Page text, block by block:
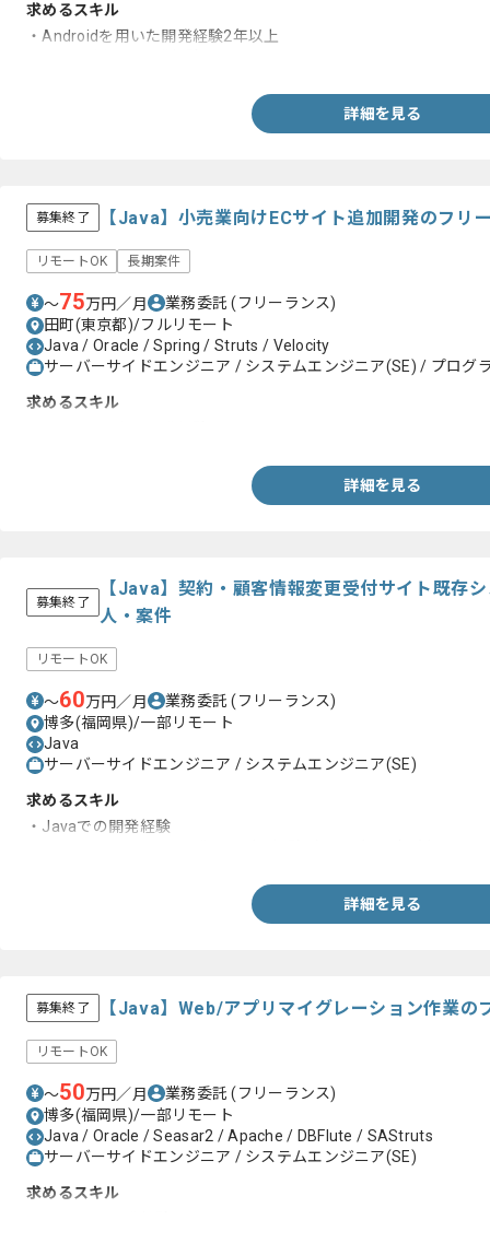
求めるスキル
・Androidを用いた開発経験2年以上
詳細を見る
募集終了 【Java】小売業向けECサイト追加開発のフリ
リモートOK 長期案件
〜75万円／月 業務委託(フリーランス)
田町(東京都)/フルリモート
Java / Oracle / Spring / Struts / Velocity
サーバーサイドエンジニア / システムエンジニア(SE) / プログ
求めるスキル
詳細を見る
募集終了
【Java】契約・顧客情報変更受付サイト既存
人・案件
リモートOK
〜60万円／月 業務委託(フリーランス)
博多(福岡県)/一部リモート
Java
サーバーサイドエンジニア / システムエンジニア(SE)
求めるスキル
・Javaでの開発経験
詳細を見る
募集終了 【Java】Web/アプリマイグレーション作業の
リモートOK
〜50万円／月 業務委託(フリーランス)
博多(福岡県)/一部リモート
Java / Oracle / Seasar2 / Apache / DBFlute / SAStruts
サーバーサイドエンジニア / システムエンジニア(SE)
求めるスキル